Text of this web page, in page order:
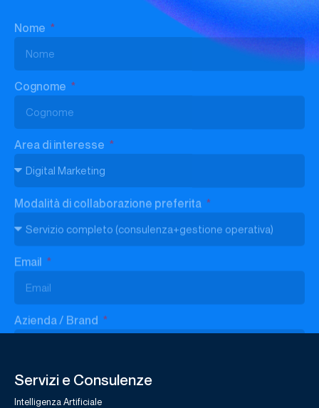
Sito Web
Telefono
Messaggio
Sottoscrivo laPrivacy Policydi Studio Samo.
Servizi e Consulenze
Intelligenza Artificiale